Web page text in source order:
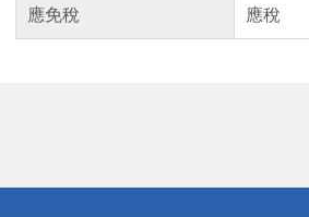
應免稅
應稅
詐騙網頁！請小心！